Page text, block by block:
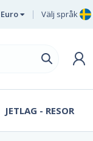
Euro Välj språk
FR
JETLAG - RESOR